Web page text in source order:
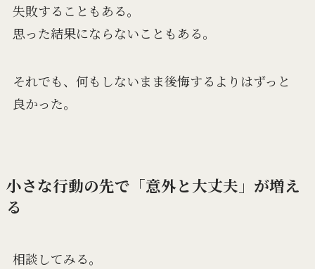
失敗することもある。
思った結果にならないこともある。
それでも、何もしないまま後悔するよりはずっと
良かった。
小さな行動の先で「意外と大丈夫」が増え
る
相談してみる。